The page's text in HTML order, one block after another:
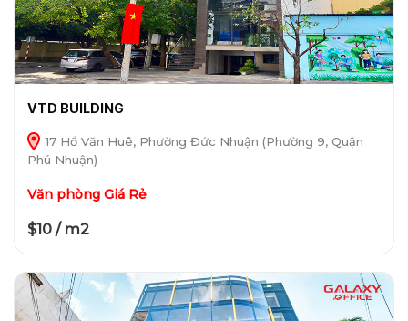
VTD BUILDING
17 Hồ Văn Huê, Phường Đức Nhuận (Phường 9, Quận
Phú Nhuận)
Văn phòng Giá Rẻ
$10 / m2